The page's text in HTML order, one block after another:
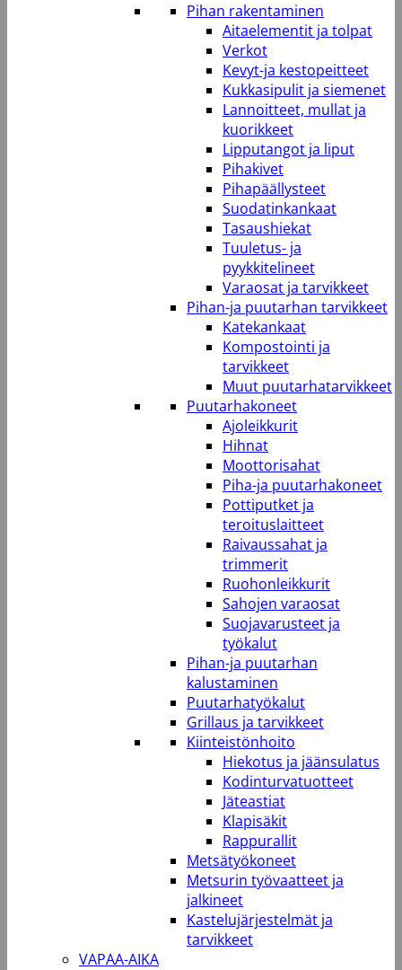
Pihan rakentaminen
Aitaelementit ja tolpat
Verkot
Kevyt-ja kestopeitteet
Kukkasipulit ja siemenet
Lannoitteet, mullat ja
kuorikkeet
Lipputangot ja liput
Pihakivet
Pihapäällysteet
Suodatinkankaat
Tasaushiekat
Tuuletus- ja
pyykkitelineet
Varaosat ja tarvikkeet
Pihan-ja puutarhan tarvikkeet
Katekankaat
Kompostointi ja
tarvikkeet
Muut puutarhatarvikkeet
Puutarhakoneet
Ajoleikkurit
Hihnat
Moottorisahat
Piha-ja puutarhakoneet
Pottiputket ja
teroituslaitteet
Raivaussahat ja
trimmerit
Ruohonleikkurit
Sahojen varaosat
Suojavarusteet ja
työkalut
Pihan-ja puutarhan
kalustaminen
Puutarhatyökalut
Grillaus ja tarvikkeet
Kiinteistönhoito
Hiekotus ja jäänsulatus
Kodinturvatuotteet
Jäteastiat
Klapisäkit
Rappurallit
Metsätyökoneet
Metsurin työvaatteet ja
jalkineet
Kastelujärjestelmät ja
tarvikkeet
VAPAA-AIKA